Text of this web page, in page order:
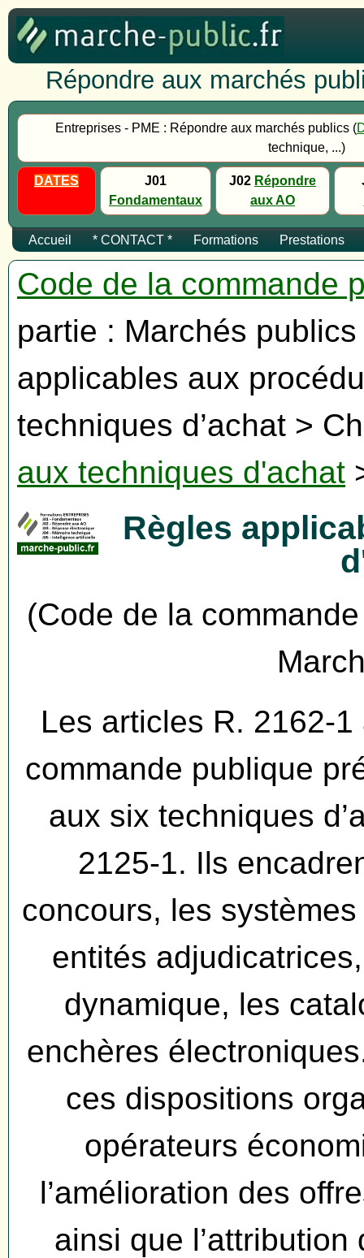
Répondre aux marchés
Entreprises - PME : Répondre aux marchés publics (
technique, ...)
DATES
J01
Fondamentaux
J02 Répondre
aux AO
Accueil * CONTACT * Formations Prestations
Code de la commande
partie : Marchés
applicables aux
techniques d’achat >
aux techniques d'achat
Règles
(Code de la
Les articles R. 2162-
commande publique
aux six techniques
2125-1. Ils
concours, les
entités
dynamique, les
enchères
ces dispositions
opérateurs
l’amélioration des
ainsi que